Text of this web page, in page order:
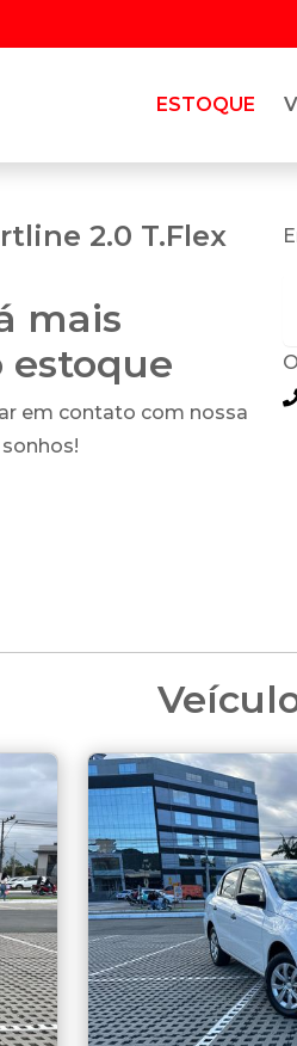
ESTOQUE
2.0 T.Flex
mais
estoque
em contato com nossa